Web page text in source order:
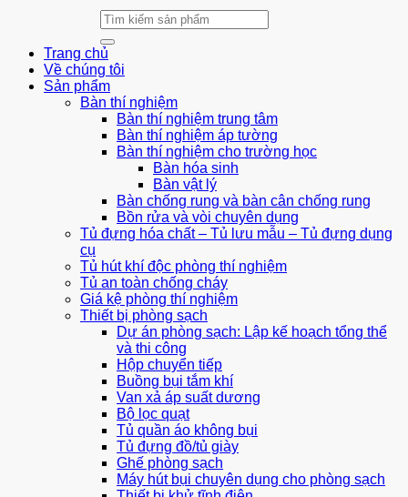
Tìm
kiếm:
Trang chủ
Về chúng tôi
Sản phẩm
Bàn thí nghiệm
Bàn thí nghiệm trung tâm
Bàn thí nghiệm áp tường
Bàn thí nghiệm cho trường học
Bàn hóa sinh
Bàn vật lý
Bàn chống rung và bàn cân chống rung
Bồn rửa và vòi chuyên dụng
Tủ đựng hóa chất – Tủ lưu mẫu – Tủ đựng dụng
cụ
Tủ hút khí độc phòng thí nghiệm
Tủ an toàn chống cháy
Giá kệ phòng thí nghiệm
Thiết bị phòng sạch
Dự án phòng sạch: Lập kế hoạch tổng thể
và thi công
Hộp chuyển tiếp
Buồng bụi tắm khí
Van xả áp suất dương
Bộ lọc quạt
Tủ quần áo không bụi
Tủ đựng đồ/tủ giày
Ghế phòng sạch
Máy hút bụi chuyên dụng cho phòng sạch